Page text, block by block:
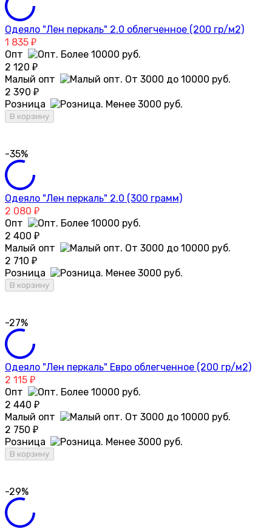
Одеяло "Лен перкаль" 2.0 облегченное (200 гр/м2)
1 835 ₽
Опт
2 120 ₽
Малый опт
2 390 ₽
Розница
В корзину
-35%
Одеяло "Лен перкаль" 2.0 (300 грамм)
2 080 ₽
Опт
2 400 ₽
Малый опт
2 710 ₽
Розница
В корзину
-27%
Одеяло "Лен перкаль" Евро облегченное (200 гр/м2)
2 115 ₽
Опт
2 440 ₽
Малый опт
2 750 ₽
Розница
В корзину
-29%